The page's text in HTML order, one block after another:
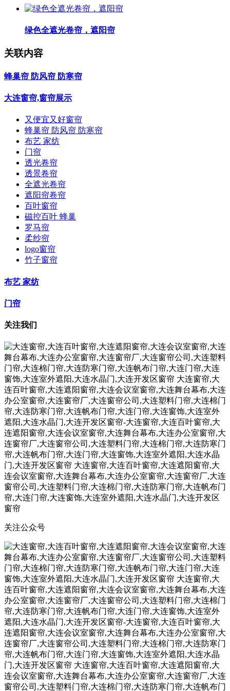
绿色全遮光卷帘，遮阳帘
关联内容
蜂巢帘 防风帘 防寒帘
大连窗帘,窗帘展示
又便宜又好窗帘
蜂巢帘 防风帘 防寒帘
布艺 家纺
门帘
透光卷帘
透景卷帘
全遮光卷帘
遮阳帘卷帘
百叶窗帘
磁控百叶 蜂巢
罗马帘
柔纱帘
logo窗帘
竹子窗帘
布艺 家纺
门帘
关注我们
关注公众号